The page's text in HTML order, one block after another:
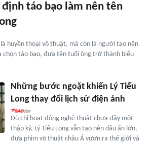
táo bạo làm nên tên
là huyền thoại võ thuật, mà còn là người tạo nên
chọn táo bạo, đưa tên tuổi ông trở thành biểu
Những bước ngoặt khiến Lý Tiểu
Long thay đổi lịch sử điện ảnh
Dù chỉ hoạt động nghệ thuật chưa đầy một
thập kỷ, Lý Tiểu Long vẫn tạo nên dấu ấn lớn,
đưa phim võ thuật châu Á vươn ra thế giới và